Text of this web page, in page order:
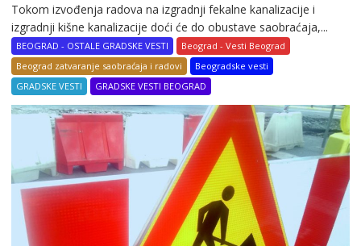
Tokom izvođenja radova na izgradnji fekalne kanalizacije i
izgradnji kišne kanalizacije doći će do obustave saobraćaja,...
BEOGRAD - OSTALE GRADSKE VESTI
Beograd - Vesti Beograd
Beograd zatvaranje saobraćaja i radovi
Beogradske vesti
GRADSKE VESTI
GRADSKE VESTI BEOGRAD